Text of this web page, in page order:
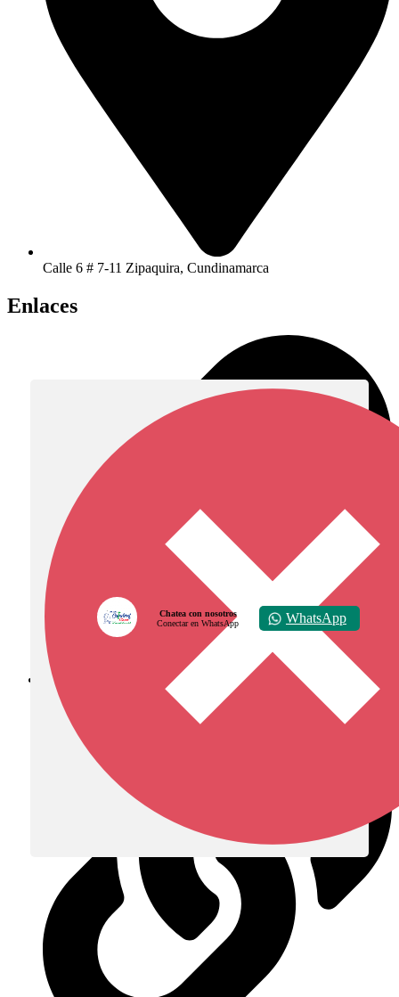
Calle 6 # 7-11 Zipaquira, Cundinamarca
Enlaces
Diócesis de Zipaquirá
Chatea con nosotros
Conectar en WhatsApp
WhatsApp